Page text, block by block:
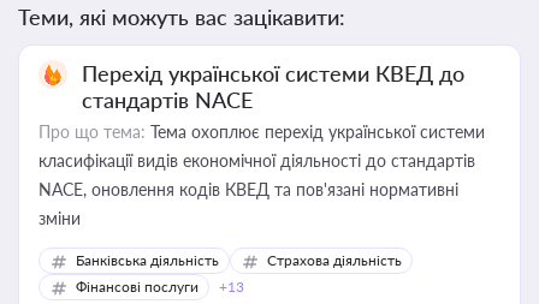
Теми, які можуть вас зацікавити:
Перехід української системи КВЕД до
стандартів NACE
Про що тема: Тема охоплює перехід української системи
класифікації видів економічної діяльності до стандартів
NACE, оновлення кодів КВЕД та пов'язані нормативні
зміни
Банківська діяльність
Страхова діяльність
Фінансові послуги
+13